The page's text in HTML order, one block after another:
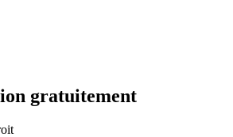
gratuitement